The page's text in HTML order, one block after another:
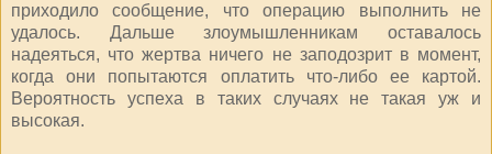
приходило сообщение, что операцию выполнить не
удалось. Дальше злоумышленникам оставалось
надеяться, что жертва ничего не заподозрит в момент,
когда они попытаются оплатить что-либо ее картой.
Вероятность успеха в таких случаях не такая уж и
высокая.